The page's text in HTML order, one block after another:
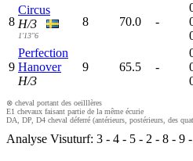
8
Circus
H/3
1'13"6
8 70.0 -
9
Perfection
Hanover
H/3
9 65.5 -
⊗ cheval portant des oeilllères
E1 chevaux faisant partie de la même écurie
DA, DP, D4 cheval déferré (antérieurs, postérieurs, des
Analyse Visuturf: 3 - 4 - 5 - 2 - 8 - 9 -